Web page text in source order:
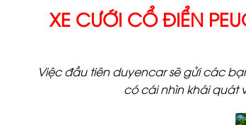
XE CƯỚI CỔ ĐIỂN
Việc đầu tiên duyencar sẽ gửi các
có cái nhìn khái quát